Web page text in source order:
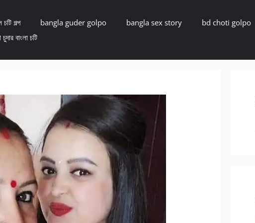
চটি গল্প bangla guder golpo bangla sex story bd choti golpo
চুদার বাংলা চটি